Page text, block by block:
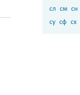
сл см сн
су сф сх